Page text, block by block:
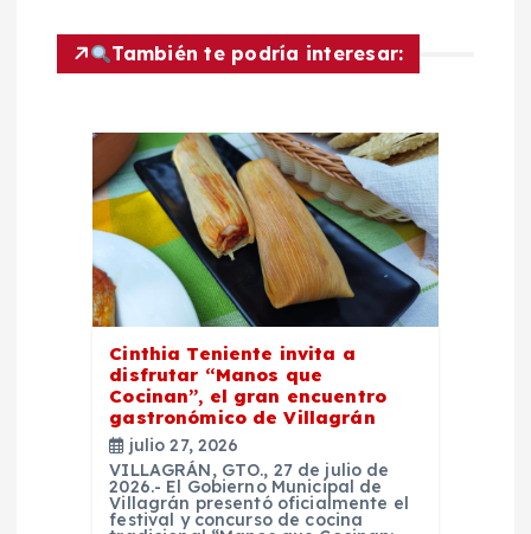
ó
n
También te podría interesar:
Cinthia Teniente invita a
disfrutar “Manos que
Cocinan”, el gran encuentro
gastronómico de Villagrán
julio 27, 2026
VILLAGRÁN, GTO., 27 de julio de
2026.- El Gobierno Municipal de
Villagrán presentó oficialmente el
festival y concurso de cocina